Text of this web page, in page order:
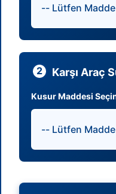
2 Karşı Araç
Kusur Maddesi